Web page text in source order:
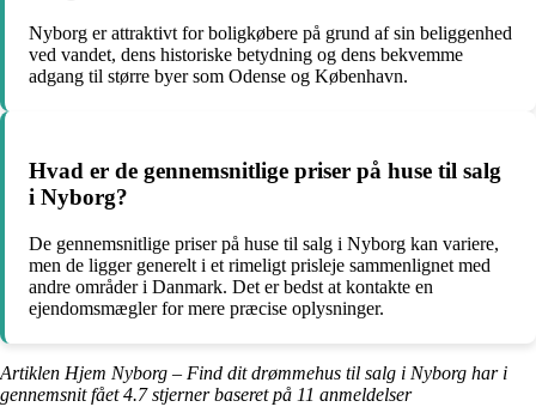
Nyborg er attraktivt for boligkøbere på grund af sin beliggenhed
ved vandet, dens historiske betydning og dens bekvemme
adgang til større byer som Odense og København.
Hvad er de gennemsnitlige priser på huse til salg
i Nyborg?
De gennemsnitlige priser på huse til salg i Nyborg kan variere,
men de ligger generelt i et rimeligt prisleje sammenlignet med
andre områder i Danmark. Det er bedst at kontakte en
ejendomsmægler for mere præcise oplysninger.
Artiklen Hjem Nyborg – Find dit drømmehus til salg i Nyborg har i
gennemsnit fået4.7stjerner baseret på 11 anmeldelser